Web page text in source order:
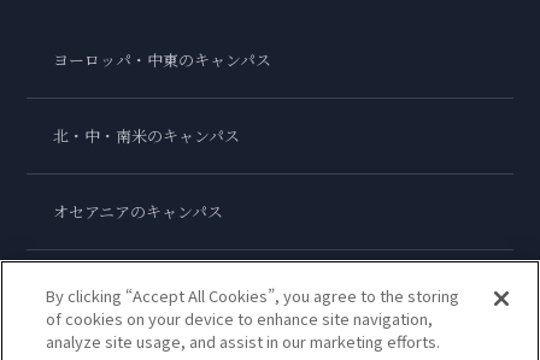
ヨーロッパ・中東のキャンパス
北・中・南米のキャンパス
オセアニアのキャンパス
アジアのキャンパス
By clicking “Accept All Cookies”, you agree to the storing
of cookies on your device to enhance site navigation,
analyze site usage, and assist in our marketing efforts.